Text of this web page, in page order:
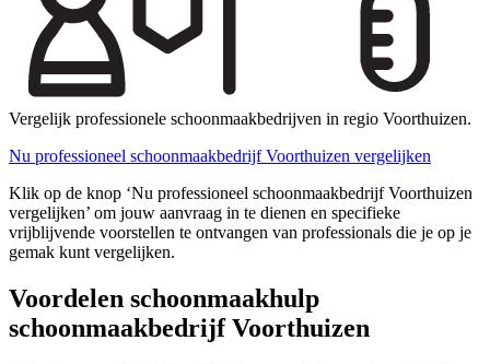
Vergelijk professionele schoonmaakbedrijven in regio Voorthuizen.
Nu professioneel schoonmaakbedrijf Voorthuizen vergelijken
Klik op de knop ‘Nu professioneel schoonmaakbedrijf Voorthuizen
vergelijken’ om jouw aanvraag in te dienen en specifieke
vrijblijvende voorstellen te ontvangen van professionals die je op je
gemak kunt vergelijken.
Voordelen schoonmaakhulp
schoonmaakbedrijf Voorthuizen